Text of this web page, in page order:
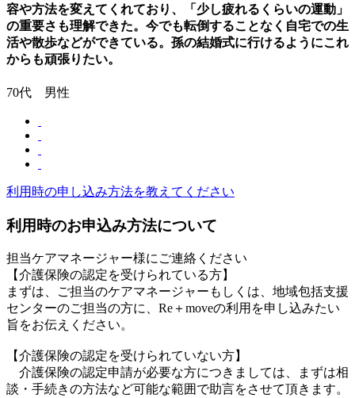
容や方法を変えてくれており、「少し疲れるくらいの運動」
の重要さも理解できた。今でも転倒することなく自宅での生
活や散歩などができている。孫の結婚式に行けるようにこれ
からも頑張りたい。
70代 男性
利用時の申し込み方法を教えてください
利用時のお申込み方法について
担当ケアマネージャー様にご連絡ください
【介護保険の認定を受けられている方】
まずは、ご担当のケアマネージャーもしくは、地域包括支援
センターのご担当の方に、Re＋moveの利用を申し込みたい
旨をお伝えください。
【介護保険の認定を受けられていない方】
介護保険の認定申請が必要な方につきましては、まずは相
談・手続きの方法など可能な範囲で助言をさせて頂きます。